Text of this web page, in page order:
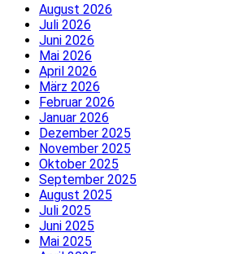
August 2026
Juli 2026
Juni 2026
Mai 2026
April 2026
März 2026
Februar 2026
Januar 2026
Dezember 2025
November 2025
Oktober 2025
September 2025
August 2025
Juli 2025
Juni 2025
Mai 2025